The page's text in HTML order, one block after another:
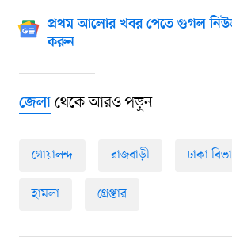
প্রথম আলোর খবর পেতে গুগল
করুন
জেলাথেকে আরও পড়ুন
গোয়ালন্দ রাজবাড়ী ঢাকা
হামলা গ্রেপ্তার